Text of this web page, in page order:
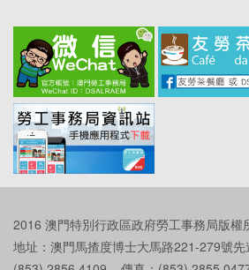
2016 澳門特別行政區政府勞工事務局版權
地址：澳門馬揸度博士大馬路221-279號